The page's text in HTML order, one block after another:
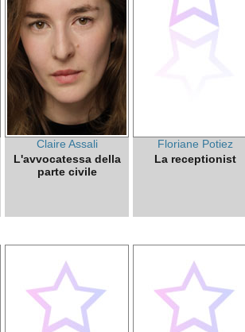
Claire Assali
L'avvocatessa della
parte civile
Floriane Potiez
La receptionist